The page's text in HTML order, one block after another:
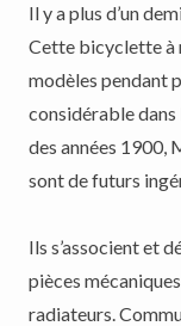
Il y a plus d’un
Cette bicyclette à
modèles pendant
considérable dans
des années 1900,
sont de futurs
Ils s’associent et
pièces
radiateurs.